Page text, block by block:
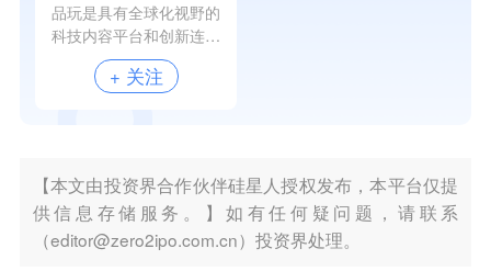
品玩是具有全球化视野的
科技内容平台和创新连接
器，致力于服务全球科技
创新者。
+ 关注
【本文由投资界合作伙伴硅星人授权发布，本平台仅提
供信息存储服务。】如有任何疑问题，请联系
（editor@zero2ipo.com.cn）投资界处理。